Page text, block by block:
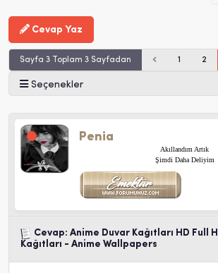
Cevap Yaz
Sayfa 3 Toplam 3 Sayfadan 1 2
Seçenekler
Penia
Akıllandım Artık
Şimdi Daha Deliyim
Cevap: Anime Duvar Kağıtları HD Full
Kağıtları - Anime Wallpapers